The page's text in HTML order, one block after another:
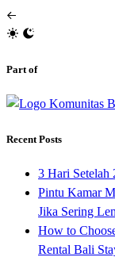
Part of
Recent Posts
3 Hari Setelah
Pintu Kamar
Jika Sering
How to
Rental Bali